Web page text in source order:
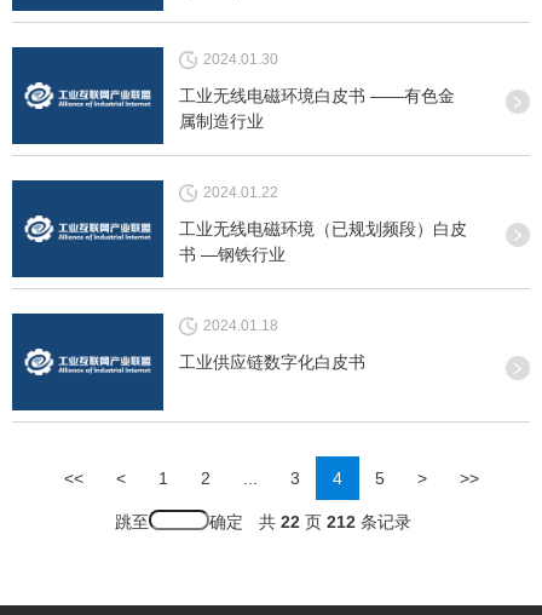
2024.01.30
工业无线电磁环境白皮书 ——有色金
属制造行业
2024.01.22
工业无线电磁环境（已规划频段）白皮
书 —钢铁行业
2024.01.18
工业供应链数字化白皮书
<< < 1 2 ... 3 4 5 > >>
跳至 共22 页 212条记录